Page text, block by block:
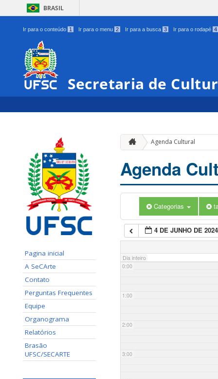
BRASIL
Ir para o conteúdo 1 Ir para o menu 2 Ir para a busca 3 Ir para o rodapé 4
Secretaria de
Pagina inicial
A SeCArte
Contato
Perguntas Frequentes
Equipe
Organograma
Relatórios
Brasão
UFSC/SECARTE
Agenda Cultural
Agenda
Categorias
4 DE JUNHO DE 2024
Dia inteiro
0:00
1:00
2:00
3:00